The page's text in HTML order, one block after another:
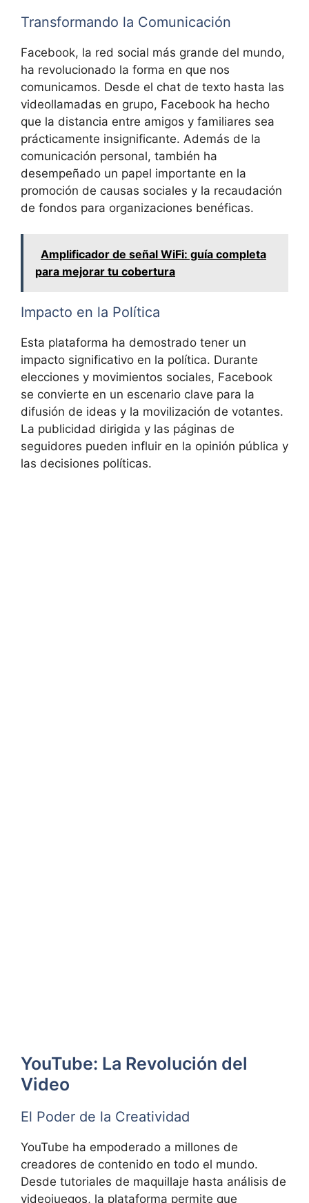
Transformando la Comunicación
Facebook, la red social más grande del mundo,
ha revolucionado la forma en que nos
comunicamos. Desde el chat de texto hasta las
videollamadas en grupo, Facebook ha hecho
que la distancia entre amigos y familiares sea
prácticamente insignificante. Además de la
comunicación personal, también ha
desempeñado un papel importante en la
promoción de causas sociales y la recaudación
de fondos para organizaciones benéficas.
Amplificador de señal WiFi: guía completa
para mejorar tu cobertura
Impacto en la Política
Esta plataforma ha demostrado tener un
impacto significativo en la política. Durante
elecciones y movimientos sociales, Facebook
se convierte en un escenario clave para la
difusión de ideas y la movilización de votantes.
La publicidad dirigida y las páginas de
seguidores pueden influir en la opinión pública y
las decisiones políticas.
YouTube: La Revolución del
Video
El Poder de la Creatividad
YouTube ha empoderado a millones de
creadores de contenido en todo el mundo.
Desde tutoriales de maquillaje hasta análisis de
videojuegos, la plataforma permite que